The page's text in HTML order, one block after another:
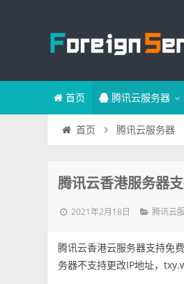
首页 腾讯云服务器
首页 腾讯云服务器
腾讯云香港服务器
2021年2月18日 腾讯云
腾讯云香港云服务器支持免
务器不支持更改IP地址，